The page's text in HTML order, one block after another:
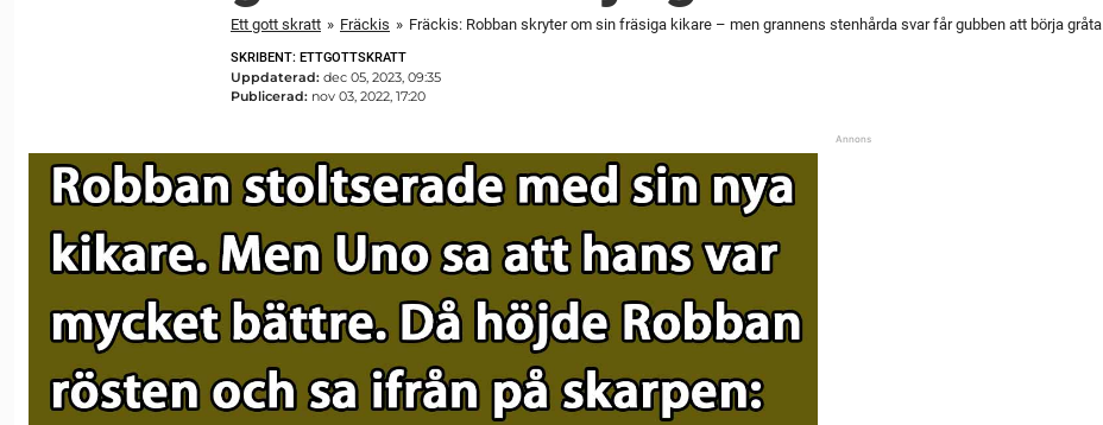
Ett gott skratt » Fräckis » Fräckis: Robban skryter om sin fräsiga kikare – men grannens stenhårda svar får gubben att börja gråta
SKRIBENT: ETTGOTTSKRATT
Uppdaterad: dec 05, 2023, 09:35
Publicerad: nov 03, 2022, 17:20